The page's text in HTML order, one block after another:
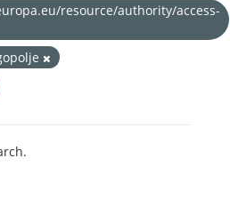
resource/authority/access-